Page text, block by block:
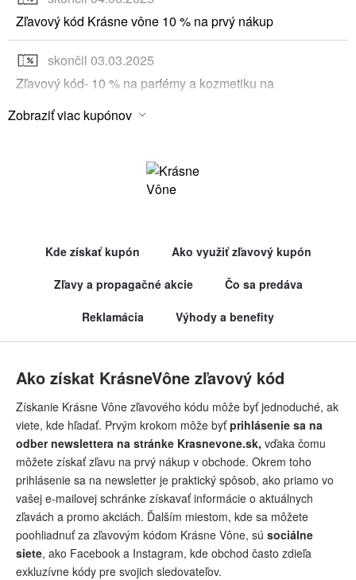
Zľavový kód Krásne vône 10 % na prvý nákup
skončil 03.03.2025
Zľavový kód- 10 % na parfémy a kozmetiku na
Zobraziť viac kupónov
Kde získať kupón Ako využiť zľavový kupón
Zľavy a propagačné akcie Čo sa predáva
Reklamácia Výhody a benefity
Ako získat KrásneVône zľavový kód
Získanie Krásne Vône zľavového kódu môže byť jednoduché, ak
viete, kde hľadať. Prvým krokom môže byťprihlásenie sa na
odber newslettera na stránke Krasnevone.sk, vďaka čomu
môžete získať zľavu na prvý nákup v obchode. Okrem toho
prihlásenie sa na newsletter je praktický spôsob, ako priamo vo
vašej e-mailovej schránke získavať informácie o aktuálnych
zľavách a promo akciách. Ďalším miestom, kde sa môžete
poohliadnuť za zľavovým kódom Krásne Vône, sú sociálne
siete, ako Facebook a Instagram, kde obchod často zdieľa
exkluzívne kódy pre svojich sledovateľov.